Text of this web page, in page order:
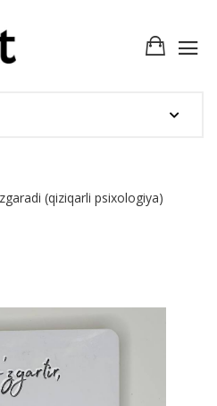
(qiziqarli psixologiya)